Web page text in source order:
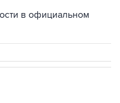
в официальном